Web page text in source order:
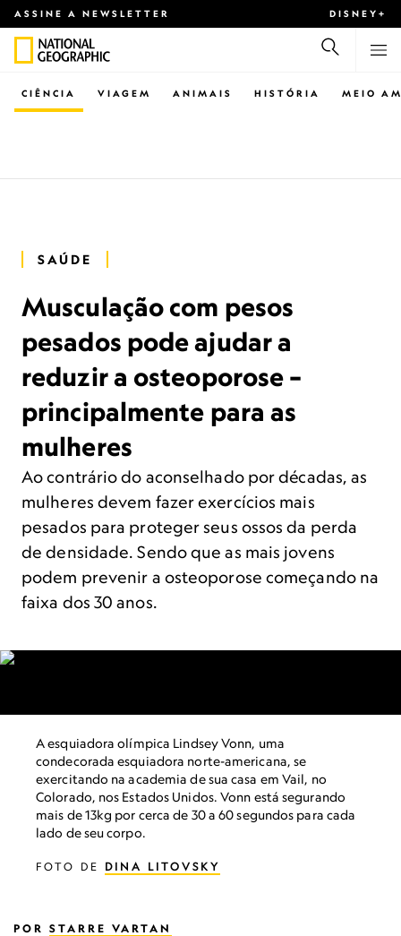
ASSINE A NEWSLETTER DISNEY+
CIÊNCIA VIAGEM ANIMAIS HISTÓRIA MEIO
SAÚDE
Musculação com pesos
pesados pode ajudar a
reduzir a osteoporose –
principalmente para as
mulheres
Ao contrário do aconselhado por décadas, as
mulheres devem fazer exercícios mais
pesados para proteger seus ossos da perda
de densidade. Sendo que as mais jovens
podem prevenir a osteoporose começando na
faixa dos 30 anos.
A esquiadora olímpica Lindsey Vonn, uma
condecorada esquiadora norte-americana, se
exercitando na academia de sua casa em Vail, no
Colorado, nos Estados Unidos. Vonn está segurando
mais de 13kg por cerca de 30 a 60 segundos para cada
lado de seu corpo.
FOTO DE DINA LITOVSKY
POR STARRE VARTAN